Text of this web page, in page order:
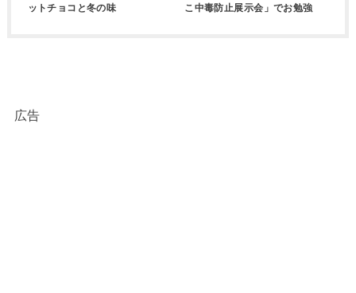
ットチョコと冬の味
こ中毒防止展示会」でお勉強
広告